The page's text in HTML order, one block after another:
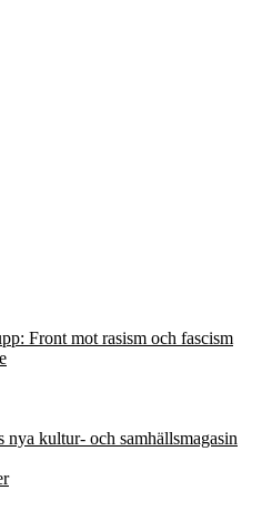
Front mot rasism och fascism
nya kultur- och samhällsmagasin